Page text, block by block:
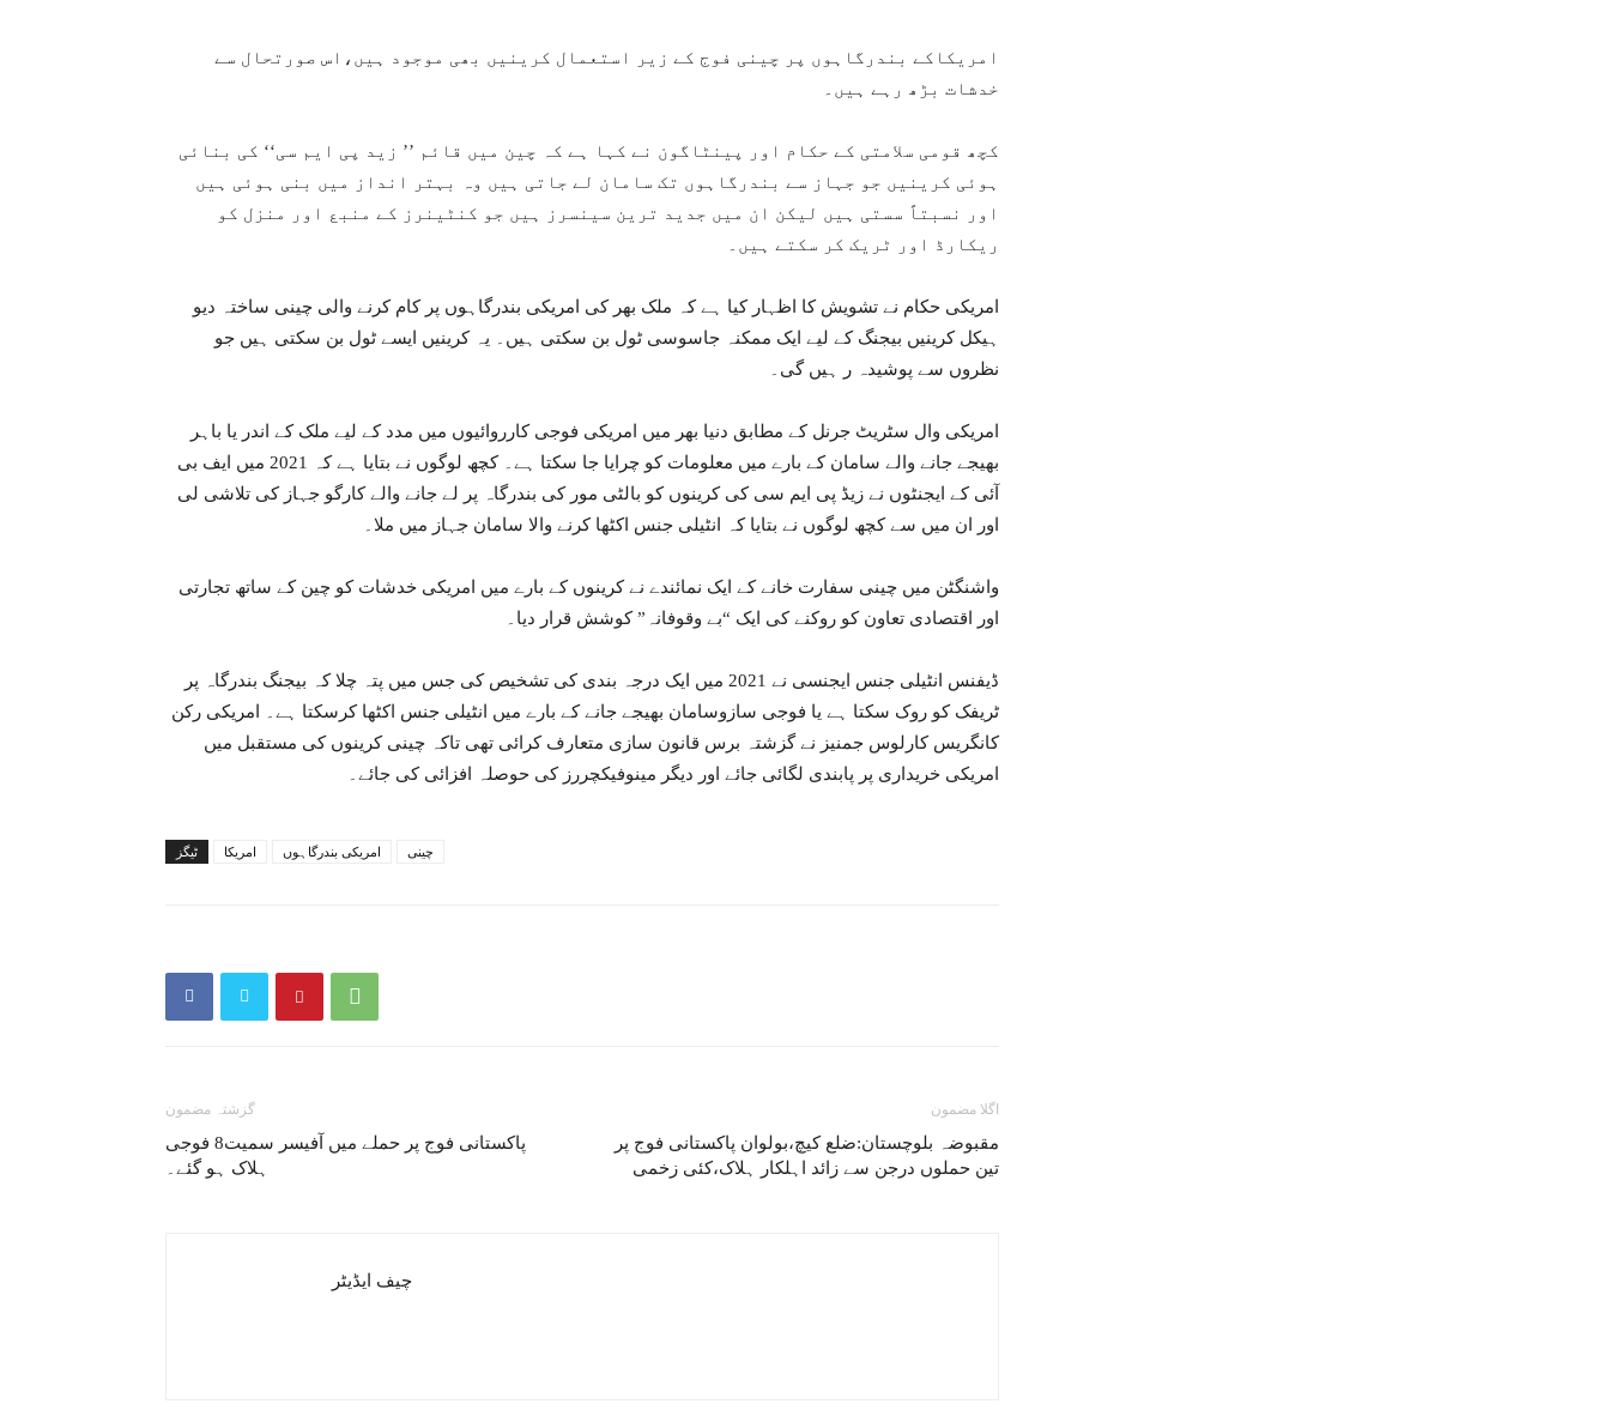
امریکاکے بندرگاہوں پر چینی فوج کے زیر استعمال کرینیں بھی موجود ہیں،اس صورتحال سے
خدشات بڑھ رہے ہیں۔
کچھ قومی سلامتی کے حکام اور پینٹاگون نے کہا ہے کہ چین میں قائم ’’ زید پی ایم سی‘‘ کی بنائی
ہوئی کرینیں جو جہاز سے بندرگاہوں تک سامان لے جاتی ہیں وہ بہتر انداز میں بنی ہوئی ہیں
اور نسبتاً سستی ہیں لیکن ان میں جدید ترین سینسرز ہیں جو کنٹینرز کے منبع اور منزل کو
ریکارڈ اور ٹریک کر سکتے ہیں۔
امریکی حکام نے تشویش کا اظہار کیا ہے کہ ملک بھر کی امریکی بندرگاہوں پر کام کرنے والی چینی ساختہ دیو
ہیکل کرینیں بیجنگ کے لیے ایک ممکنہ جاسوسی ٹول بن سکتی ہیں۔ یہ کرینیں ایسے ٹول بن سکتی ہیں جو
نظروں سے پوشیدہ ر ہیں گی۔
امریکی وال سٹریٹ جرنل کے مطابق دنیا بھر میں امریکی فوجی کارروائیوں میں مدد کے لیے ملک کے اندر یا باہر
بھیجے جانے والے سامان کے بارے میں معلومات کو چرایا جا سکتا ہے۔ کچھ لوگوں نے بتایا ہے کہ 2021 میں ایف بی
آئی کے ایجنٹوں نے زیڈ پی ایم سی کی کرینوں کو بالٹی مور کی بندرگاہ پر لے جانے والے کارگو جہاز کی تلاشی لی
اور ان میں سے کچھ لوگوں نے بتایا کہ انٹیلی جنس اکٹھا کرنے والا سامان جہاز میں ملا۔
واشنگٹن میں چینی سفارت خانے کے ایک نمائندے نے کرینوں کے بارے میں امریکی خدشات کو چین کے ساتھ تجارتی
اور اقتصادی تعاون کو روکنے کی ایک “بے وقوفانہ” کوشش قرار دیا۔
ڈیفنس انٹیلی جنس ایجنسی نے 2021 میں ایک درجہ بندی کی تشخیص کی جس میں پتہ چلا کہ بیجنگ بندرگاہ پر
ٹریفک کو روک سکتا ہے یا فوجی سازوسامان بھیجے جانے کے بارے میں انٹیلی جنس اکٹھا کرسکتا ہے۔ امریکی رکن
کانگریس کارلوس جمنیز نے گزشتہ برس قانون سازی متعارف کرائی تھی تاکہ چینی کرینوں کی مستقبل میں
امریکی خریداری پر پابندی لگائی جائے اور دیگر مینوفیکچررز کی حوصلہ افزائی کی جائے۔
ٹیگز امریکا امریکی بندرگاہوں چینی
گزشتہ مضمون
پاکستانی فوج پر حملے میں آفیسر سمیت8 فوجی
ہلاک ہو گئے۔
اگلا مضمون
مقبوضہ بلوچستان:ضلع کیچ،بولوان پاکستانی فوج پر
تین حملوں درجن سے زائد اہلکار ہلاک،کئی زخمی
چیف ایڈیٹر